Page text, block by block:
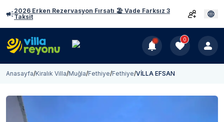
2026 Erken Rezervasyon Fırsatı 🏖️ Vade Farksız 3
Taksit
0
Anasayfa/Kiralık Villa/Muğla/Fethiye/Fethiye/VİLLA EFSAN